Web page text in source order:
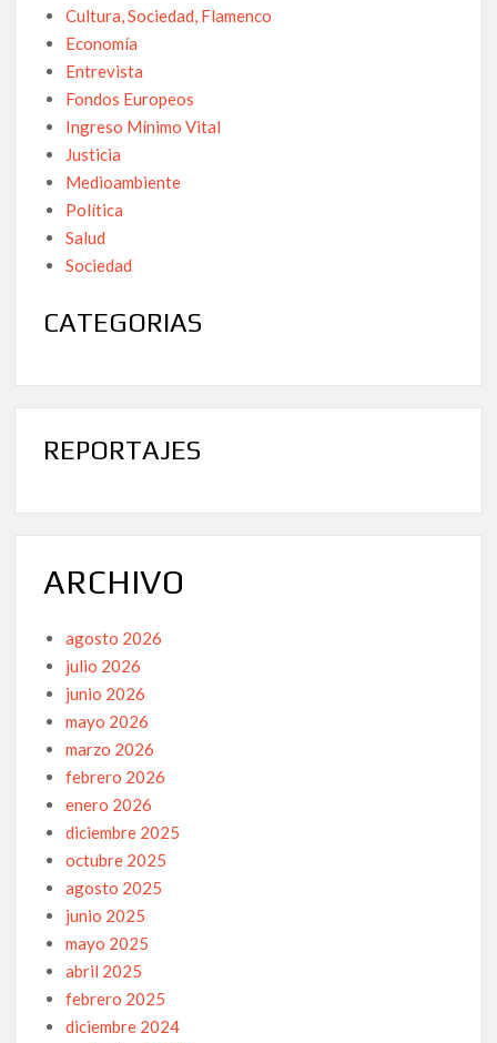
Cultura, Sociedad, Flamenco
Economía
Entrevista
Fondos Europeos
Ingreso Mínimo Vital
Justicia
Medioambiente
Política
Salud
Sociedad
CATEGORIAS
REPORTAJES
ARCHIVO
agosto 2026
julio 2026
junio 2026
mayo 2026
marzo 2026
febrero 2026
enero 2026
diciembre 2025
octubre 2025
agosto 2025
junio 2025
mayo 2025
abril 2025
febrero 2025
diciembre 2024